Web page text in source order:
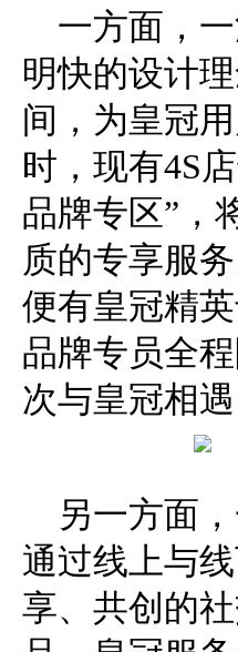
一方面，
明快的设计
间，为皇冠
时，现有4S
品牌专区”，
质的专享服
便有皇冠精
品牌专员全
次与皇冠相
另一方面
通过线上与
享、共创的